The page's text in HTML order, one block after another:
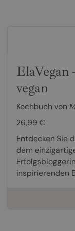
vegan
Kochbuch von
26,99 €
Entdecken Sie
dem
inspirierenden